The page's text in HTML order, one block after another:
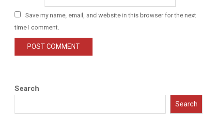
Save my name, email, and website in this browser for the next
time I comment.
Search
Search